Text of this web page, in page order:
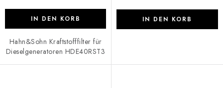
IN DEN KORB
Hahn&Sohn Kraftstofffilter für
Dieselgeneratoren HDE40RST3
IN DEN KORB